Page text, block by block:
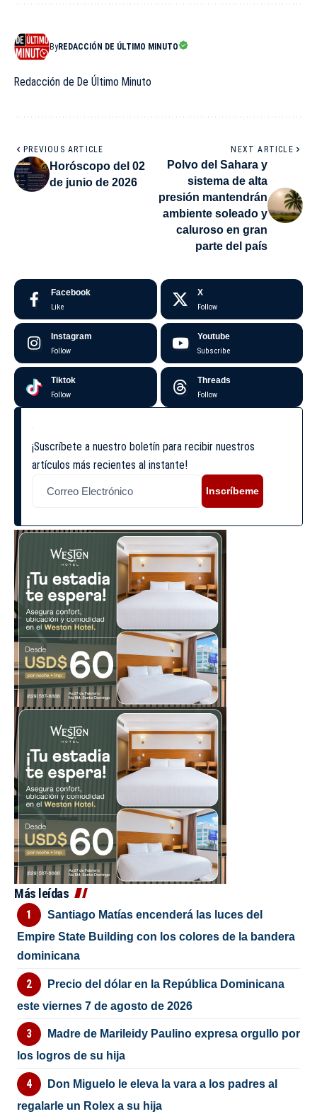
ByREDACCIÓN DE ÚLTIMO MINUTO
Redacción de De Último Minuto
PREVIOUS ARTICLE
Horóscopo del 02
de junio de 2026
NEXT ARTICLE
Polvo del Sahara y
sistema de alta
presión mantendrán
ambiente soleado y
caluroso en gran
parte del país
Facebook
Like
X
Follow
Instagram
Follow
Youtube
Subscribe
Tiktok
Follow
Threads
Follow
¡Suscríbete a nuestro boletín para recibir nuestros
artículos más recientes al instante!
Inscríbeme
Más leídas
Santiago Matías encenderá las luces del
Empire State Building con los colores de la bandera
dominicana
Precio del dólar en la República Dominicana
este viernes 7 de agosto de 2026
Madre de Marileidy Paulino expresa orgullo por
los logros de su hija
Don Miguelo le eleva la vara a los padres al
regalarle un Rolex a su hija